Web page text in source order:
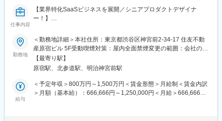
・Figma上でガイドラインやVariables、コンポーネントを定義
し、普及を推進
・Figma APIを使ってデザイントークンをコードに反映する仕組み
・コンポーネントライブラリの実装と、各チーム・プロダクトへ
の導入推進
・異なるJSフレームワークで実装されているプロダクト群に対し
て、共通コンポーネントを導入していくための技術選定や仕組み
目的達成のために、必要に応じてバックエンドの開発や数値集
仕事内容
【業界特化SaaSビジネスを展開／シニアプロダクトデザイナ
ー！】
■概要
hacomonoは「ウェルネス産業を、新次元へ。」をミッション
に、その実現の第一歩として、フィットネス等の店舗運営に特化
したバーティカルSaaSを開発・提供しています。店舗運営スタッ
フや一般消費者をユーザーに持つ、BtoBtoC型のプロダクトで
す。
勤務地
＜勤務地詳細＞本社住所：東京都渋谷区神宮前2-34-17 住友不動
産原宿ビル 5F受動喫煙対策：屋内全面禁煙変更の範囲：会社の定
める事業所（リモートワーク含む）
【最寄り駅】
原宿駅、北参道駅、明治神宮前駅
給与
＜予定年収＞800万円～1,500万円＜賃金形態＞月給制＜賃金内訳
＞月額（基本給）：666,666円～1,250,000円＜月給＞666,666円